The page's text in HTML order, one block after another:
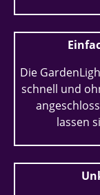
Die
schnell und
lassen